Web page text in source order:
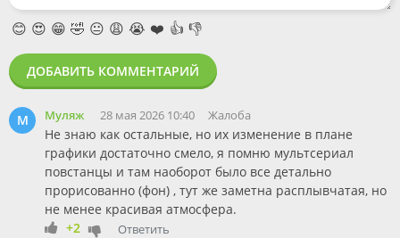
М Муляж 28 мая 2026 10:40 Жалоба
Не знаю как остальные, но их изменение в плане
графики достаточно смело, я помню мультсериал
повстанцы и там наоборот было все детально
прорисованно (фон) , тут же заметна расплывчатая, но
не менее красивая атмосфера.
+2
Ответить
😊 😍 😁 🤣 😐 😩 😭 ❤️ 👍 👎
ДОБАВИТЬ КОММЕНТАРИЙ